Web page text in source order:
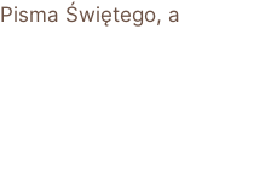
Świętego, a